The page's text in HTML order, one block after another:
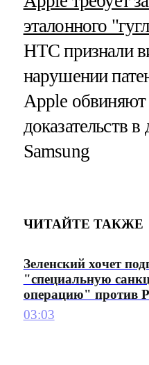
эталонного
HTC признали
нарушении
Apple обвиняют
доказательств
Samsung
ЧИТАЙТЕ ТАКЖЕ
Зеленский хочет
"специальную
операцию" против
03:03